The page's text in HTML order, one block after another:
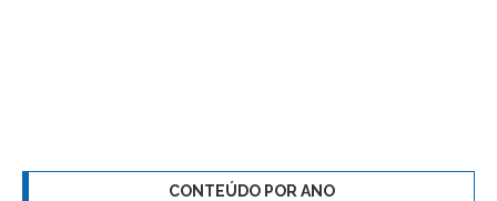
CONTEÚDO POR ANO